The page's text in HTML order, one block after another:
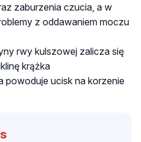
zaburzenia czucia, a w
z oddawaniem moczu
rwy kulszowej zalicza się
krążka
powoduje ucisk na korzenie